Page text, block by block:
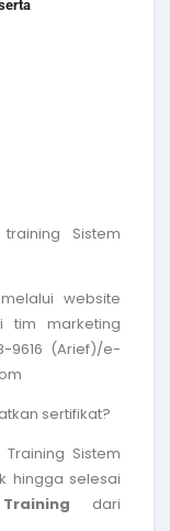
training Sistem
website
tim marketing
9616 (Arief)/e-
sertifikat?
Training Sistem
hingga selesai
dari